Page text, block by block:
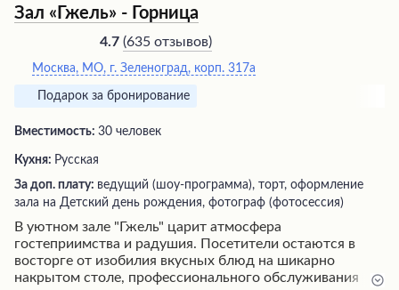
Зал «Гжель» - Горница
4.7 (635 отзывов)
Москва, МО, г. Зеленоград, корп. 317а
Подарок за бронирование
Вместимость: 30 человек
Кухня: Русская
За доп. плату: ведущий (шоу-программа), торт, оформление
зала на Детский день рождения, фотограф (фотосессия)
В уютном зале "Гжель" царит атмосфера
гостеприимства и радушия. Посетители остаются в
восторге от изобилия вкусных блюд на шикарно
накрытом столе, профессионального обслуживания